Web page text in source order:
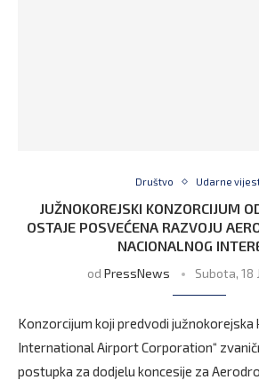
Društvo Udarne
JUŽNOKOREJSKI KONZORCIJUM
OSTAJE POSVEĆENA RAZVOJU
NACIONALNOG
od PressNews Subota, 18
Konzorcijum koji predvodi južnokorejska
International Airport Corporation“
postupka za dodjelu koncesije za